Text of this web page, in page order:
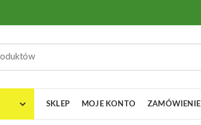
SKLEP MOJE KONTO ZAMÓWIENIE